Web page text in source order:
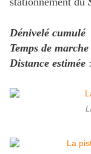
Dénivelé cumulé
Temps de marche
Distance estimée